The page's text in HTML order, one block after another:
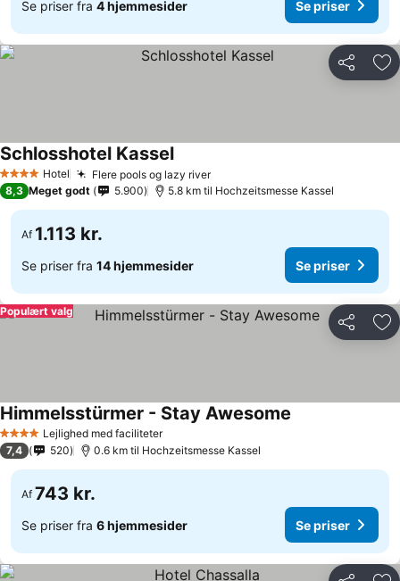
Se priser fra 4 hjemmesider Se priser
Del
4 StjernerHotel Flere pools og lazy river
Schlosshotel Kassel
8,3 Meget godt 5.900 5.8 km til Hochzeitsmesse Kassel
Af 1.113 kr.
Se priser fra 14 hjemmesider Se priser
Del
Populært valg
4 StjernerLejlighed med faciliteter
Himmelsstürmer - Stay Awesome
7,4 520 0.6 km til Hochzeitsmesse Kassel
Af 743 kr.
Se priser fra 6 hjemmesider Se priser